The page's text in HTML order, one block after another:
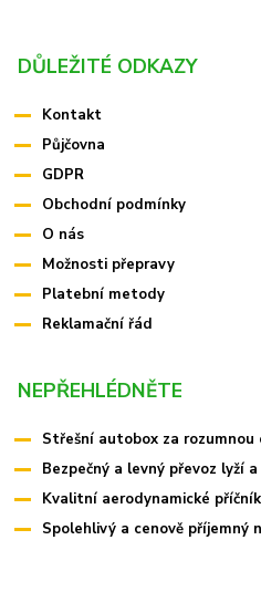
DŮLEŽITÉ ODKAZY
Kontakt
Půjčovna
GDPR
Obchodní podmínky
O nás
Možnosti přepravy
Platební metody
Reklamační řád
NEPŘEHLÉDNĚTE
Střešní autobox za rozumnou
Bezpečný a levný převoz lyží
Kvalitní aerodynamické
Spolehlivý a cenově příjemný